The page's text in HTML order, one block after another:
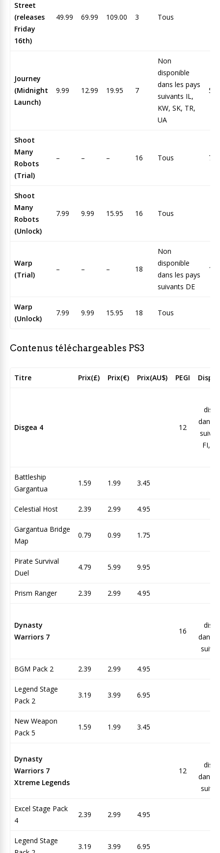
Street
(releases
Friday
16th)
49.99 69.99 109.00 3 Tous
Journey
(Midnight
Launch)
9.99 12.99 19.95 7
Non
disponible
dans les pays
suivants IL,
KW, SK, TR,
UA
Shoot
Many
Robots
(Trial)
– – – 16 Tous
Shoot
Many
Robots
(Unlock)
7.99 9.99 15.95 16 Tous
Warp
(Trial)
– – – 18
Non
disponible
dans les pays
suivants DE
Warp
(Unlock)
7.99 9.99 15.95 18 Tous
Contenus téléchargeables PS3
Titre Prix(£) Prix(€) Prix(AU$) PEGI
Disgea 4 12
dans
FI,
Battleship
Gargantua
1.59 1.99 3.45
Celestial Host 2.39 2.99 4.95
Gargantua Bridge
Map
0.79 0.99 1.75
Pirate Survival
Duel
4.79 5.99 9.95
Prism Ranger 2.39 2.99 4.95
Dynasty
Warriors 7
16
dans
BGM Pack 2 2.39 2.99 4.95
Legend Stage
Pack 2
3.19 3.99 6.95
New Weapon
Pack 5
1.59 1.99 3.45
Dynasty
Warriors 7
Xtreme Legends
12
dans
Excel Stage Pack
4
2.39 2.99 4.95
Legend Stage
3.19 3.99 6.95